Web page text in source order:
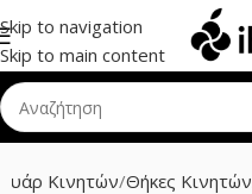
Skip to navigation
Skip to main content
Κινητών Θήκες Κινητών